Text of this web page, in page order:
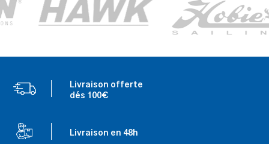
Livraison offerte
dés 100€
Livraison en 48h